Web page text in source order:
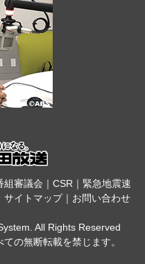
組審議会 ｜ CSR｜ 緊急地震速
サイトマップ｜ お問い合わせ
All Rights Reserved
の無断転載を禁じます。